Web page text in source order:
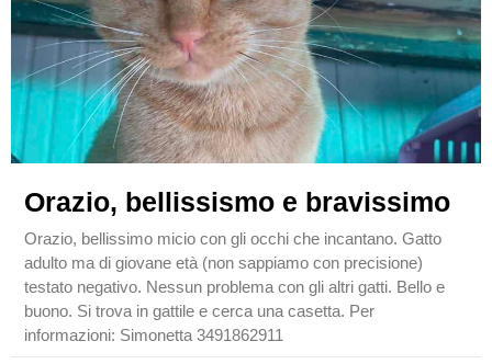
Orazio, bellissismo e bravissimo
Orazio, bellissimo micio con gli occhi che incantano. Gatto
adulto ma di giovane età (non sappiamo con precisione)
testato negativo. Nessun problema con gli altri gatti. Bello e
buono. Si trova in gattile e cerca una casetta. Per
informazioni: Simonetta 3491862911